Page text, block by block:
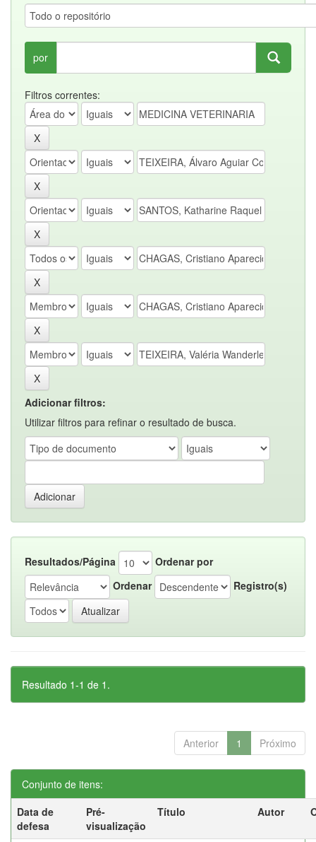
por
Filtros correntes:
Adicionar filtros:
Utilizar filtros para refinar o resultado de busca.
Resultados/Página
Ordenar por
Ordenar
Registro(s)
Resultado 1-1 de 1.
Anterior 1 Próximo
Conjunto de itens:
Data de
defesa
Pré-
visualização
Título Autor